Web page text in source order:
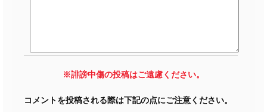
※誹謗中傷の投稿はご遠慮ください。
コメントを投稿される際は下記の点にご注意ください。